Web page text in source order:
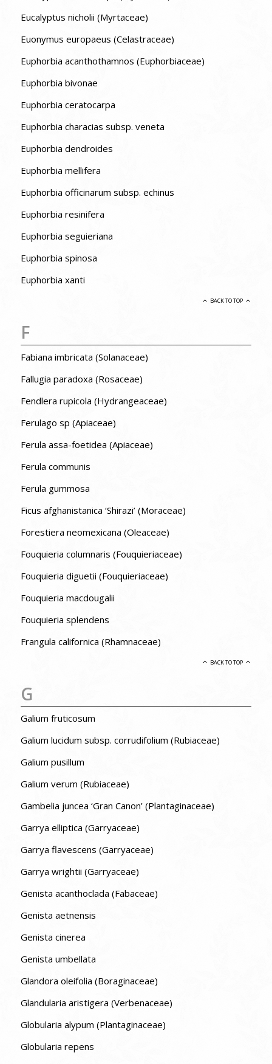
Eucalyptus nicholii (Myrtaceae)
Euonymus europaeus (Celastraceae)
Euphorbia acanthothamnos (Euphorbiaceae)
Euphorbia bivonae
Euphorbia ceratocarpa
Euphorbia characias subsp. veneta
Euphorbia dendroides
Euphorbia mellifera
Euphorbia officinarum subsp. echinus
Euphorbia resinifera
Euphorbia seguieriana
Euphorbia spinosa
Euphorbia xanti
BACK TO TOP
F
Fabiana imbricata (Solanaceae)
Fallugia paradoxa (Rosaceae)
Fendlera rupicola (Hydrangeaceae)
Ferulago sp (Apiaceae)
Ferula assa-foetidea (Apiaceae)
Ferula communis
Ferula gummosa
Ficus afghanistanica ‘Shirazi’ (Moraceae)
Forestiera neomexicana (Oleaceae)
Fouquieria columnaris (Fouquieriaceae)
Fouquieria diguetii (Fouquieriaceae)
Fouquieria macdougalii
Fouquieria splendens
Frangula californica (Rhamnaceae)
BACK TO TOP
G
Galium fruticosum
Galium lucidum subsp. corrudifolium (Rubiaceae)
Galium pusillum
Galium verum (Rubiaceae)
Gambelia juncea ‘Gran Canon’ (Plantaginaceae)
Garrya elliptica (Garryaceae)
Garrya flavescens (Garryaceae)
Garrya wrightii (Garryaceae)
Genista acanthoclada (Fabaceae)
Genista aetnensis
Genista cinerea
Genista umbellata
Glandora oleifolia (Boraginaceae)
Glandularia aristigera (Verbenaceae)
Globularia alypum (Plantaginaceae)
Globularia repens